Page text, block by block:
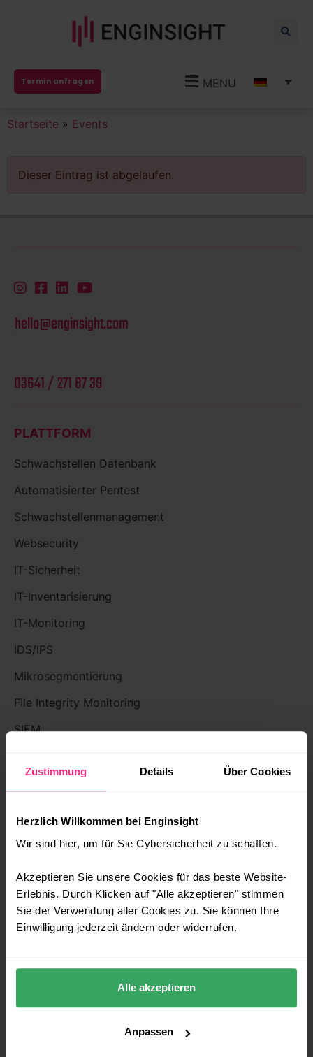
Zustimmung Details Über Cookies
Herzlich Willkommen bei Enginsight
Wir sind hier, um für Sie Cybersicherheit zu schaffen.
Akzeptieren Sie unsere Cookies für das beste Website-
Erlebnis. Durch Klicken auf "Alle akzeptieren" stimmen
Sie der Verwendung aller Cookies zu. Sie können Ihre
Einwilligung jederzeit ändern oder widerrufen.
Alle akzeptieren
Anpassen
Termin anfragen MENU
Startseite » Events
Dieser Eintrag ist abgelaufen.
hello@enginsight.com
03641 / 271 87 39
PLATTFORM
Schwachstellen Datenbank
Automatisierter Pentest
Schwachstellenmanagement
Websecurity
IT-Sicherheit
IT-Inventarisierung
IT-Monitoring
IDS/IPS
Mikrosegmentierung
File Integrity Monitoring
SIEM
DIREKT LOSLEGEN
Demo
Dokumentation
API
UNTERNEHMEN
Über uns
Karriere